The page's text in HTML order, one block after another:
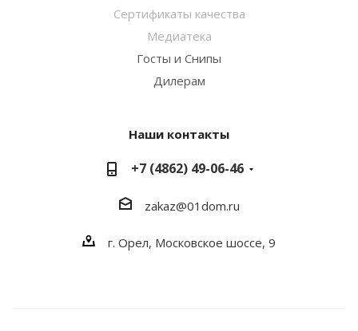
Сертификаты качества
Медиатека
Госты и Снипы
Дилерам
Наши контакты
+7 (4862) 49-06-46
zakaz@01dom.ru
г. Орел, Московское шоссе, 9